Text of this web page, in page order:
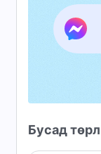
гэрэлд
Бусад